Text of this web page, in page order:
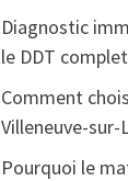
Diagnostic
le DDT
Comment
Villeneuve-sur-
Pourquoi le